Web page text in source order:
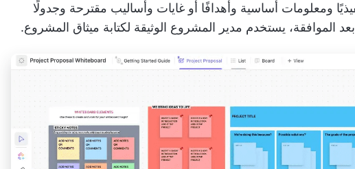
ومعلومات أساسية وأهدافًا أو غايات وأساليب مقترحة وجدولًا
الموافقة، يستخدم مدير المشروع الوثيقة لكتابة ميثاق المشروع.